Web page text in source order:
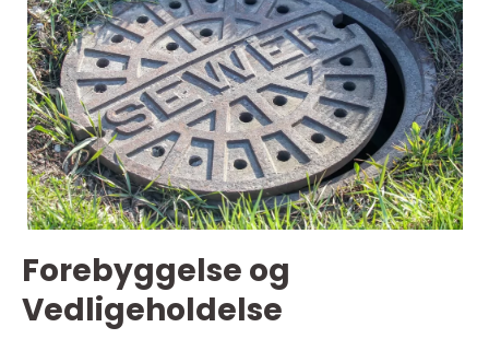
Forebyggelse og
Vedligeholdelse